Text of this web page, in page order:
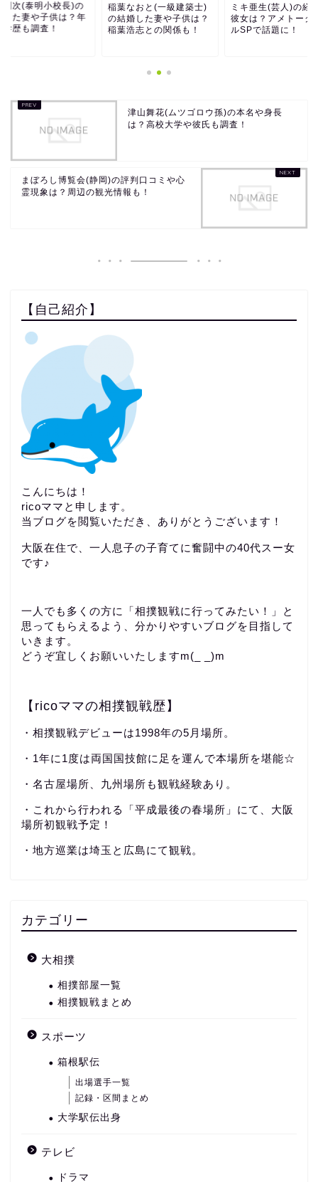
利次(泰明小校長)の
した妻や子供は？年
学歴も調査！
稲葉なおと(一級建築士)
の結婚した妻や子供は？
稲葉浩志との関係も！
ミキ亜生(芸人)の経
彼女は？アメトーク
ルSPで話題に！
津山舞花(ムツゴロウ孫)の本名や身長
は？高校大学や彼氏も調査！
まぼろし博覧会(静岡)の評判口コミや心
霊現象は？周辺の観光情報も！
【自己紹介】
こんにちは！
ricoママと申します。
当ブログを閲覧いただき、ありがとうございます！
大阪在住で、一人息子の子育てに奮闘中の40代スー女
です♪
一人でも多くの方に「相撲観戦に行ってみたい！」と
思ってもらえるよう、分かりやすいブログを目指して
いきます。
どうぞ宜しくお願いいたしますm(_ _)m
【ricoママの相撲観戦歴】
・相撲観戦デビューは1998年の5月場所。
・1年に1度は両国国技館に足を運んで本場所を堪能☆
・名古屋場所、九州場所も観戦経験あり。
・これから行われる「平成最後の春場所」にて、大阪
場所初観戦予定！
・地方巡業は埼玉と広島にて観戦。
カテゴリー
大相撲
相撲部屋一覧
相撲観戦まとめ
スポーツ
箱根駅伝
出場選手一覧
記録・区間まとめ
大学駅伝出身
テレビ
ドラマ